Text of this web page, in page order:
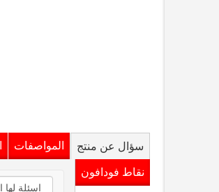
سؤال عن منتج المواصفات
نقاط فودافون